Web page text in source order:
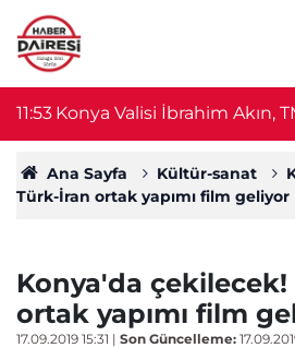
11:53 Konya Valisi İbrahim Akın,
alımlarını mercek altına aldı
Ana Sayfa Kültür-sanat
Türk-İran ortak yapımı film geliyor
Konya'da çekilecek!
ortak yapımı film
17.09.2019 15:31 | Son Güncelleme: